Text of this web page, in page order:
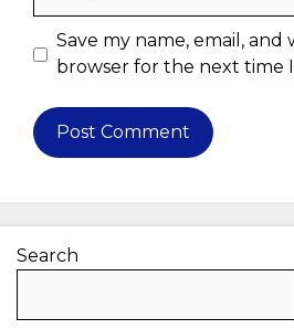
Save my name, email, and
browser for the next time
Search